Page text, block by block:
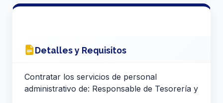
Detalles y Requisitos
Contratar los servicios de personal
administrativo de: Responsable de Tesorería y